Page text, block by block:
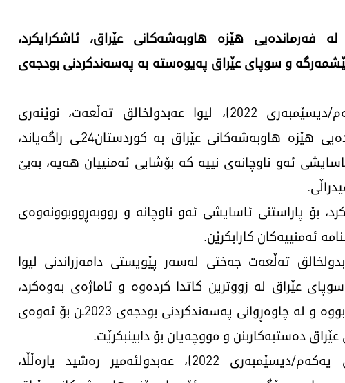
فه‌رمانده‌یی هێزه‌ هاوبه‌شه‌كانی عێراق، ئاشكرایكرد،
و سوپاى عێراق په‌یوه‌سته‌ به‌ په‌سه‌ندكردنی بودجه‌ی
ئه‌مڕۆ دووشه‌ممه‌ (19ـی كانوونی یه‌كه‌م/دیسێمبه‌ری 2022)، لیوا عه‌بدولخالق ته‌ڵعه‌ت، نوێنه‌ری
حكومه‌تی هه‌رێمی كوردستان له‌ فه‌رمانده‌یی هێزه‌ هاوبه‌شه‌كانی عێراق به‌ كوردستان24ـی راگه‌یاند،
ئه‌و ناوچانه‌ی نییه‌ كه‌ بۆشایی ئه‌منییان هه‌یه‌، به‌بێ
بۆ پاراستنی ئاسایشی ئه‌و ناوچانه‌ و رووبه‌ڕووبوونه‌وه‌ی
ئه‌منییه‌كان‌ كارابكرێن.
ته‌ڵعه‌ت جه‌ختی له‌سه‌ر پێویستی دامه‌زراندنی لیوا
عێراق له‌ زووترین كاتدا كرده‌وه‌ و ئاماژه‌ی به‌وه‌كرد،
كاره‌كانی پێكهێنانی ئه‌و دوو لیوایه‌ ته‌واوبووه‌ و له‌ چاوه‌ڕوانی په‌سه‌ندكردنی بودجه‌ی 2023ـن بۆ ئه‌وه‌ی
ده‌ستبه‌كاربنن و مووچه‌یان بۆ دابینبكرێت.
هه‌ر ئه‌مڕۆ دووشه‌ممه‌ (19ـی كانوونی یه‌كه‌م/دیسێمبه‌ری 2022)، عه‌بدولئه‌میر ره‌شید یاره‌ڵڵا،